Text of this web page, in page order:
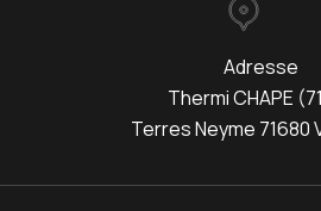
Adresse
Thermi CHAPE
Terres Neyme 71680